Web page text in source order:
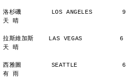
洛杉磯        LOS ANGELES
天 晴
拉斯維加斯    LAS VEGAS
天 晴
西雅圖        SEATTLE
有 雨